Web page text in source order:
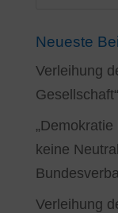
Neueste
Verleihung
keine
Verleihung